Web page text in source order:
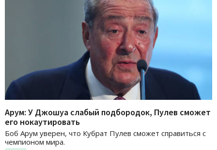
Арум: У Джошуа слабый подбородок, Пулев сможет
его нокаутировать
Боб Арум уверен, что Кубрат Пулев сможет справиться с
чемпионом мира.